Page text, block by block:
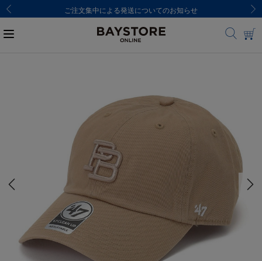
ご注文集中による発送についてのお知らせ